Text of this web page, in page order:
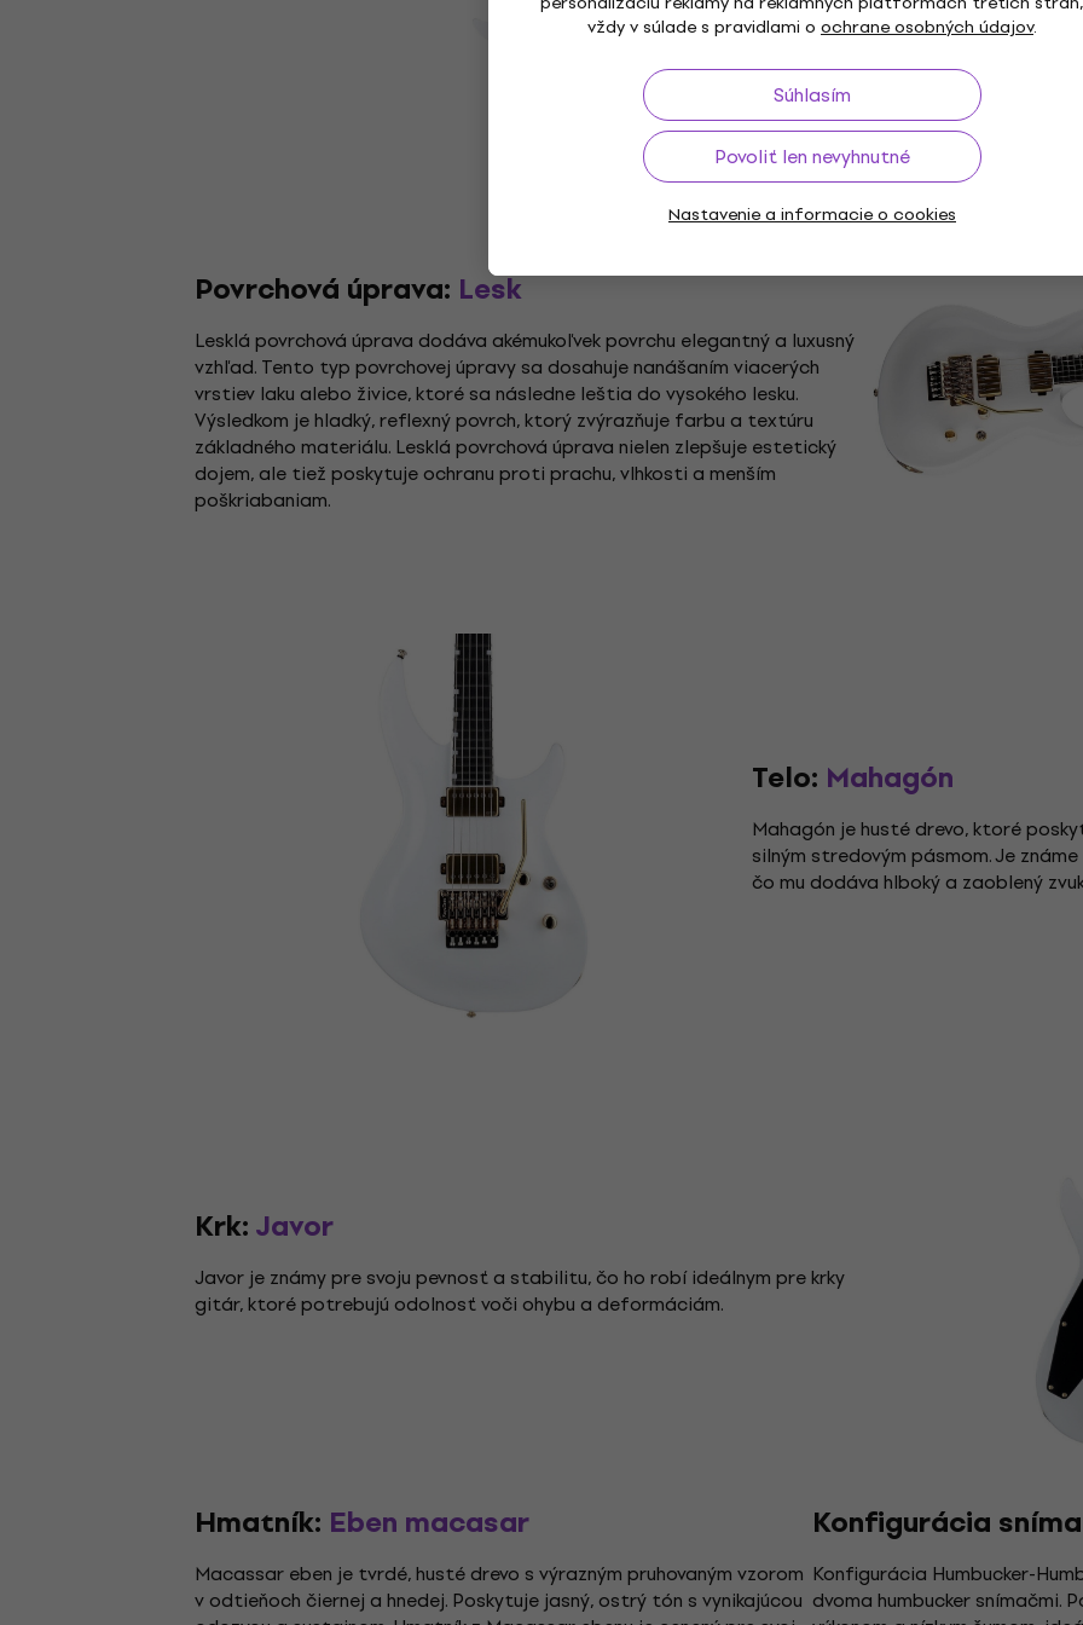
vždy v súlade s pravidlami o ochrane osobných údajov.
Súhlasím
Povoliť len nevyhnutné
Nastavenie a informacie o cookies
Povrchová úprava: Lesk
Lesklá povrchová úprava dodáva akémukoľvek povrchu elegantný a luxusný
vzhľad. Tento typ povrchovej úpravy sa dosahuje nanášaním viacerých
vrstiev laku alebo živice, ktoré sa následne leštia do vysokého lesku.
Výsledkom je hladký, reflexný povrch, ktorý zvýrazňuje farbu a textúru
základného materiálu. Lesklá povrchová úprava nielen zlepšuje estetický
dojem, ale tiež poskytuje ochranu proti prachu, vlhkosti a menším
poškriabaniam.
Telo: Mahagón
Mahagón je husté drevo, ktoré
silným stredovým pásmom. Je
čo mu dodáva hlboký a zaoblený
Krk:Javor
Javor je známy pre svoju pevnosť a stabilitu, čo ho robí ideálnym pre krky
gitár, ktoré potrebujú odolnosť voči ohybu a deformáciám.
Hmatník: Eben macasar
Macassar eben je tvrdé, husté drevo s výrazným pruhovaným vzorom
v odtieňoch čiernej a hnedej. Poskytuje jasný, ostrý tón s vynikajúcou
Konfigurácia
Konfigurácia Humbucker-
dvoma humbucker snímačmi.